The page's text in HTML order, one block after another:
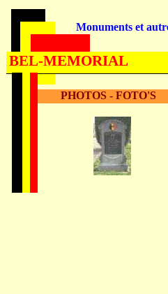
PHOTOS - FOTO'S
Monuments et
BEL-MEMORIAL